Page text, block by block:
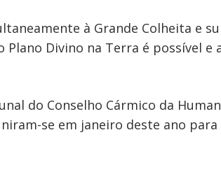
à Grande Colheita e
Plano Divino na Terra é possível e
do Conselho Cármico da
se em janeiro deste ano